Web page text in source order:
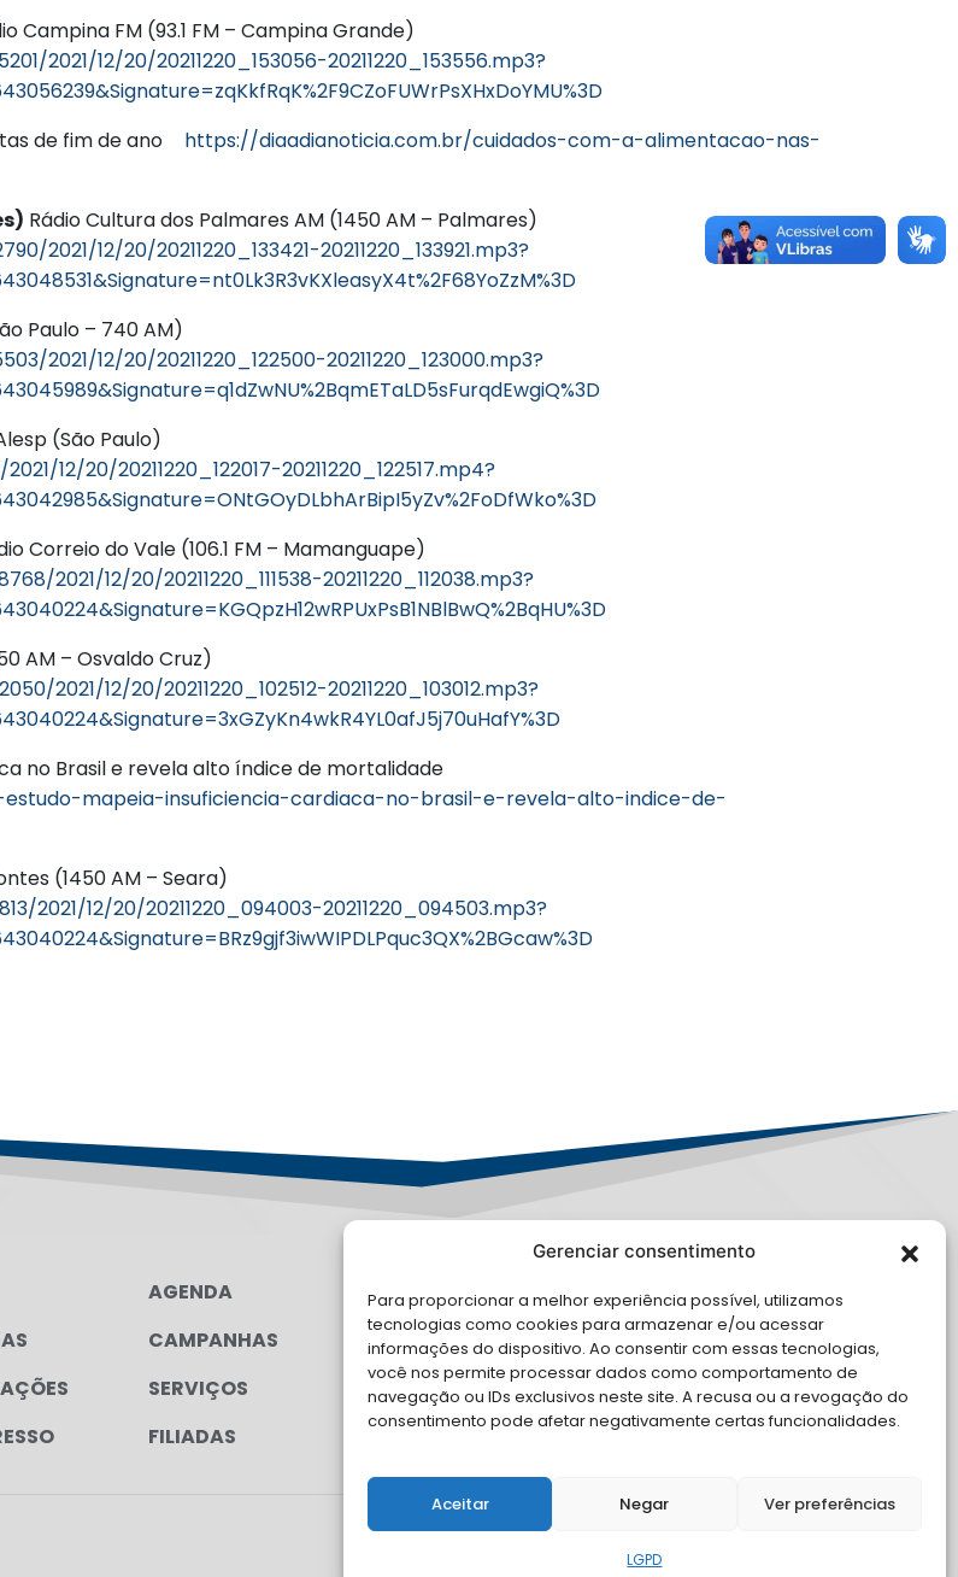
Gerenciar consentimento
Para proporcionar a melhor experiência possível, utilizamos
tecnologias como cookies para armazenar e/ou acessar
informações do dispositivo. Ao consentir com essas tecnologias,
você nos permite processar dados como comportamento de
navegação ou IDs exclusivos neste site. A recusa ou a revogação do
consentimento pode afetar negativamente certas funcionalidades.
Aceitar Negar Ver preferências
LGPD
Campina FM (93.1 FM – Campina Grande)
2021/12/20/20211220_153056-20211220_153556.mp3?
de fim de ano https://diaadianoticia.com.br/cuidados-com-a-alimentacao-nas-
Rádio Cultura dos Palmares AM (1450 AM – Palmares)
12/20/20211220_133421-20211220_133921.mp3?
Paulo – 740 AM)
2021/12/20/20211220_122500-20211220_123000.mp3?
(São Paulo)
12/20/20211220_122017-20211220_122517.mp4?
Correio do Vale (106.1 FM – Mamanguape)
2021/12/20/20211220_111538-20211220_112038.mp3?
AM – Osvaldo Cruz)
2021/12/20/20211220_102512-20211220_103012.mp3?
no Brasil e revela alto índice de mortalidade
estudo-mapeia-insuficiencia-cardiaca-no-brasil-e-revela-alto-indice-de-
(1450 AM – Seara)
2021/12/20/20211220_094003-20211220_094503.mp3?
AGENDA
CAMPANHAS
SERVIÇOS
FILIADAS
LGPD
FALE CONOSCO
Solicite Apoio Institucional da AMB
para o seu evento